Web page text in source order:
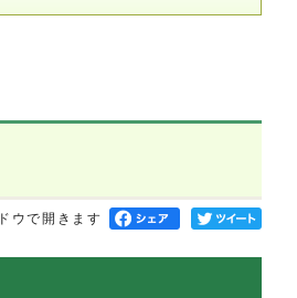
ウで開きます